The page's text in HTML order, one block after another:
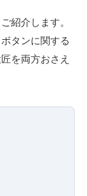
紹介します。
タンに関する
を両方おさえ